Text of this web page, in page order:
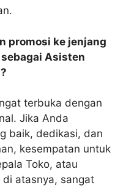
promosi ke jenjang
Asisten
terbuka dengan
Jika Anda
baik, dedikasi, dan
kesempatan untuk
Toko, atau
di atasnya, sangat